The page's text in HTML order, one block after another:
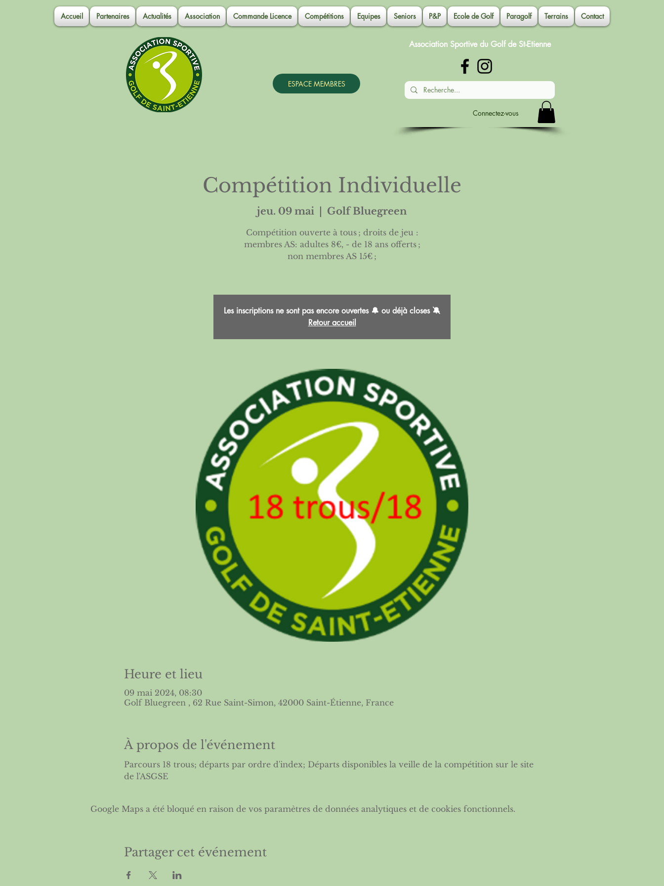
Accueil Partenaires Actualités Association Commande Licence Compétitions Equipes Seniors P&P Ecole de Golf Paragolf Terrains Contact
ESPACE MEMBRES
Association Sportive du Golf de St-Etienne
Connectez-vous
Compétition Individuelle
jeu. 09 mai Golf Bluegreen
Compétition ouverte à tous ; droits de jeu :
membres AS: adultes 8€, - de 18 ans offerts ;
non membres AS 15€ ;
Les inscriptions ne sont pas encore ouvertes 🔔 ou déjà closes 🔕
Retour accueil
Heure et lieu
09 mai 2024, 08:30
Golf Bluegreen , 62 Rue Saint-Simon, 42000 Saint-Étienne, France
À propos de l'événement
Parcours 18 trous; départs par ordre d'index; Départs disponibles la veille de la compétition sur le site
de l'ASGSE
Google Maps a été bloqué en raison de vos paramètres de données analytiques et de cookies fonctionnels.
Partager cet événement